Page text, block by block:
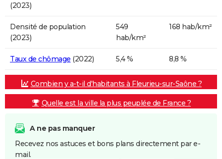
(2023)
Densité de population
(2023)
549
hab/km²
168 hab/km²
Taux de chômage (2022) 5,4 % 8,8 %
Combien y a-t-il d'habitants à Fleurieu-sur-Saône ?
Quelle est la ville la plus peuplée de France ?
A ne pas manquer
Recevez nos astuces et bons plans directement par e-
mail.